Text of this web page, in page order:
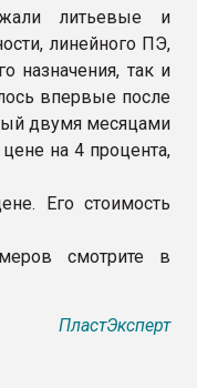
литьевые и
линейного ПЭ,
назначения, так и
впервые после
двумя месяцами
на 4 процента,
Его стоимость
смотрите в
ПластЭксперт